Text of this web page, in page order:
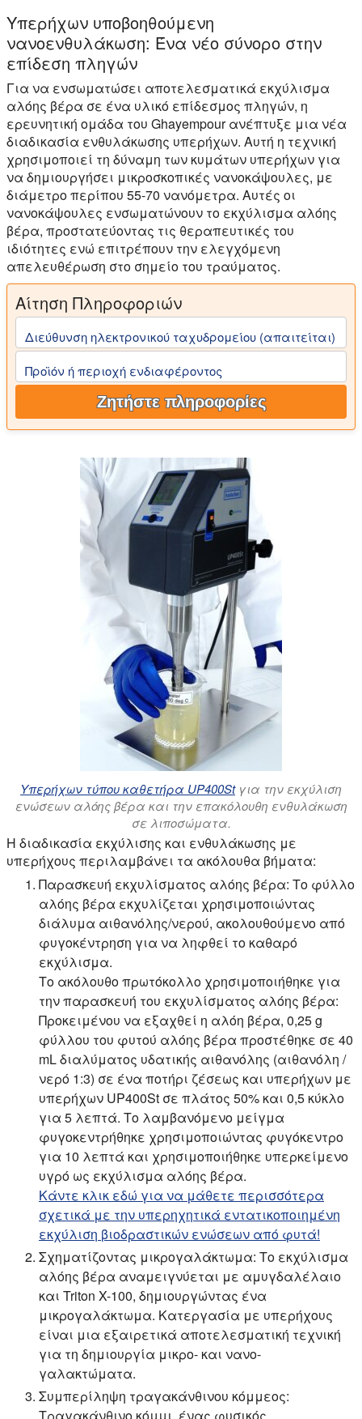
Υπερήχων υποβοηθούμενη
νανοενθυλάκωση: Ένα νέο σύνορο στην
επίδεση πληγών
Για να ενσωματώσει αποτελεσματικά εκχύλισμα
αλόης βέρα σε ένα υλικό επίδεσμος πληγών, η
ερευνητική ομάδα του Ghayempour ανέπτυξε μια νέα
διαδικασία ενθυλάκωσης υπερήχων. Αυτή η τεχνική
χρησιμοποιεί τη δύναμη των κυμάτων υπερήχων για
να δημιουργήσει μικροσκοπικές νανοκάψουλες, με
διάμετρο περίπου 55-70 νανόμετρα. Αυτές οι
νανοκάψουλες ενσωματώνουν το εκχύλισμα αλόης
βέρα, προστατεύοντας τις θεραπευτικές του
ιδιότητες ενώ επιτρέπουν την ελεγχόμενη
απελευθέρωση στο σημείο του τραύματος.
Αίτηση Πληροφοριών
Διεύθυνση ηλεκτρονικού ταχυδρομείου (απαιτείται)
Προϊόν ή περιοχή ενδιαφέροντος
Ζητήστε πληροφορίες
Υπερήχων τύπου καθετήρα UP400Stγια την εκχύλιση
ενώσεων αλόης βέρα και την επακόλουθη ενθυλάκωση
σε λιποσώματα.
Η διαδικασία εκχύλισης και ενθυλάκωσης με
υπερήχους περιλαμβάνει τα ακόλουθα βήματα:
Παρασκευή εκχυλίσματος αλόης βέρα: Το φύλλο
αλόης βέρα εκχυλίζεται χρησιμοποιώντας
διάλυμα αιθανόλης/νερού, ακολουθούμενο από
φυγοκέντρηση για να ληφθεί το καθαρό
εκχύλισμα.
Το ακόλουθο πρωτόκολλο χρησιμοποιήθηκε για
την παρασκευή του εκχυλίσματος αλόης βέρα:
Προκειμένου να εξαχθεί η αλόη βέρα, 0,25 g
φύλλου του φυτού αλόης βέρα προστέθηκε σε 40
mL διαλύματος υδατικής αιθανόλης (αιθανόλη /
νερό 1:3) σε ένα ποτήρι ζέσεως και υπερήχων με
υπερήχων UP400St σε πλάτος 50% και 0,5 κύκλο
για 5 λεπτά. Το λαμβανόμενο μείγμα
φυγοκεντρήθηκε χρησιμοποιώντας φυγόκεντρο
για 10 λεπτά και χρησιμοποιήθηκε υπερκείμενο
υγρό ως εκχύλισμα αλόης βέρα.
Κάντε κλικ εδώ για να μάθετε περισσότερα
σχετικά με την υπερηχητικά εντατικοποιημένη
εκχύλιση βιοδραστικών ενώσεων από φυτά!
Σχηματίζοντας μικρογαλάκτωμα: Το εκχύλισμα
αλόης βέρα αναμειγνύεται με αμυγδαλέλαιο
και Triton X-100, δημιουργώντας ένα
μικρογαλάκτωμα. Κατεργασία με υπερήχους
είναι μια εξαιρετικά αποτελεσματική τεχνική
για τη δημιουργία μικρο- και νανο-
γαλακτώματα.
Συμπερίληψη τραγακάνθινου κόμμεος: